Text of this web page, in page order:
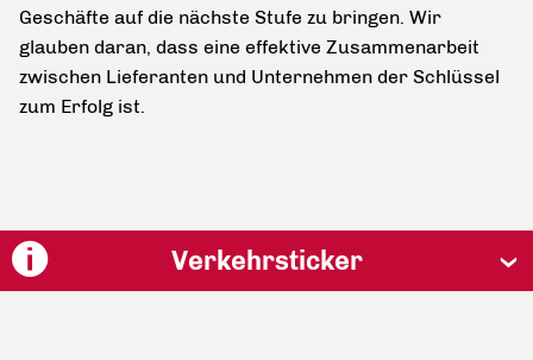
Geschäfte auf die nächste Stufe zu bringen. Wir
glauben daran, dass eine effektive Zusammenarbeit
zwischen Lieferanten und Unternehmen der Schlüssel
zum Erfolg ist.
Verkehrsticker